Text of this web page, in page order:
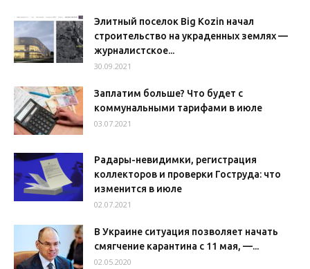
Элитный поселок Big Kozin начал
строительство на украденных землях —
журналистское...
30.09.2021
Заплатим больше? Что будет с
коммунальными тарифами в июле
03.07.2021
Радары-невидимки, регистрация
коллекторов и проверки Гоструда: что
изменится в июле
02.07.2021
В Украине ситуация позволяет начать
смягчение карантина с 11 мая, —...
02.05.2020